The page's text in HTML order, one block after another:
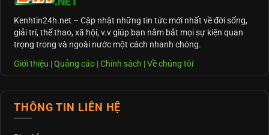
Kenhtin24h.net – Cập nhật những tin tức mới nhất về đời sống,
giải trí, thể thao, xã hội, v.v giúp bạn nắm bắt mọi sự kiện quan
trọng trong và ngoài nước một cách nhanh chóng.
Giới thiệu |Quảng cáo |Chính sách |Về chúng tôi
THÔNG TIN LIÊN HỆ